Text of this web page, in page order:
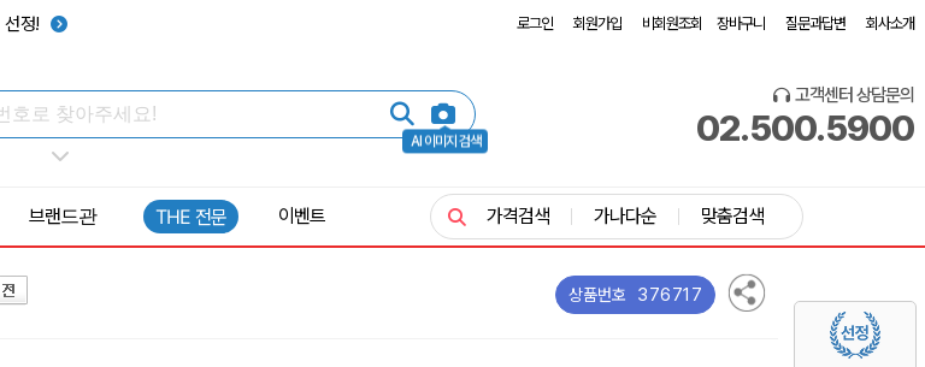
선정! 로그인 회원가입 비회원조회 장바구니 질문과답변 회사소개
AI 이미지 검색
고객센터 상담문의
02.500.5900
브랜드관 THE 전문 이벤트 가격검색 가나다순 맞춤검색
상품번호 376717